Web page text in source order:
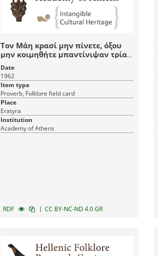
Τον Μάη κρασί μην πίνετε, όξου
μην κοιμηθήτε μπαντίνιψαν τρία
παιδιά και περπατουν στις
στράτες
Date
1962
Item type
Proverb, Folklore field card
Place
Eratyra
Institution
Academy of Athens
RDF | CC BY-NC-ND 4.0 GR